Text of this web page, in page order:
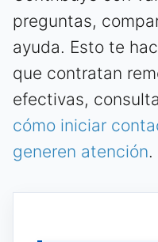
preguntas,
ayuda. Esto te
que contratan
efectivas,
cómo iniciar
generen atención.